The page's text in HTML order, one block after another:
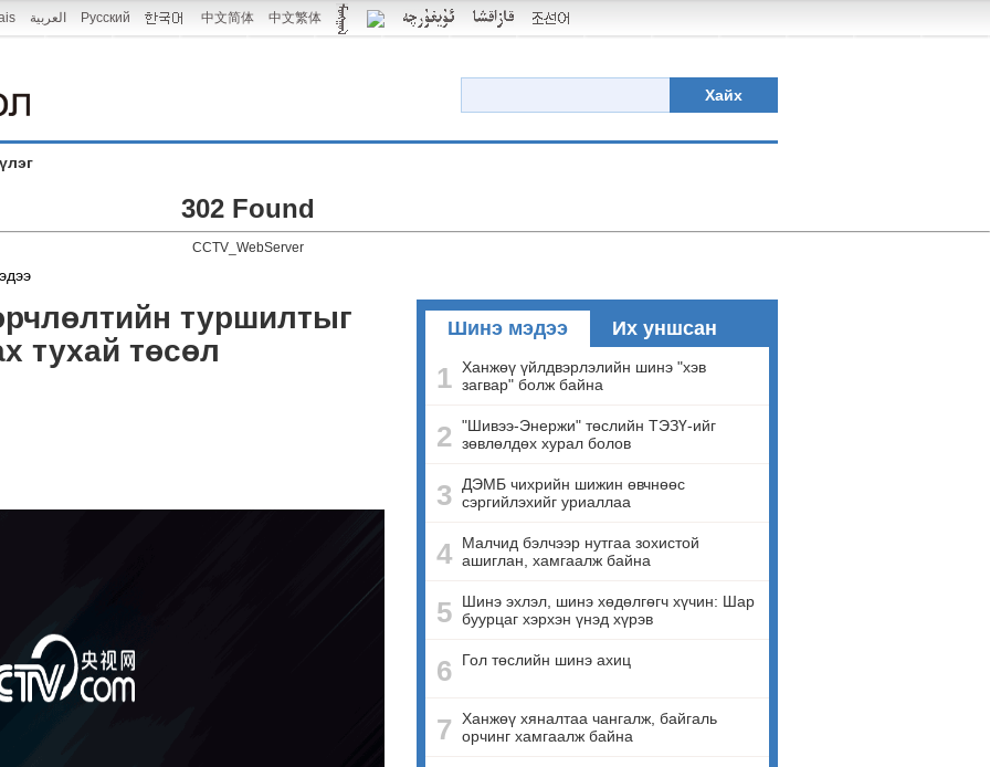
العربية Русский 中文简体 中文繁体
Хайх
302 Found
CCTV_WebServer
туршилтыг
тухай төсөл
Шинэ мэдээ Их уншсан
1 Ханжөү үйлдвэрлэлийн шинэ "хэв
загвар" болж байна
2 "Шивээ-Энержи" төслийн ТЭЗҮ-ийг
зөвлөлдөх хурал болов
3
ДЭМБ чихрийн шижин өвчнөөс
сэргийлэхийг уриаллаа
4
Малчид бэлчээр нутгаа зохистой
ашиглан, хамгаалж байна
5
Шинэ эхлэл, шинэ хөдөлгөгч хүчин: Шар
буурцаг хэрхэн үнэд хүрэв
6 Гол төслийн шинэ ахиц
7
Ханжөү хяналтаа чангалж, байгаль
орчинг хамгаалж байна